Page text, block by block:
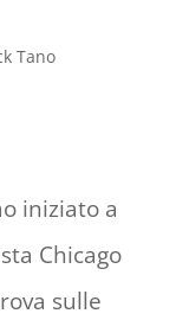
Tano
iniziato a
Chicago
sulle